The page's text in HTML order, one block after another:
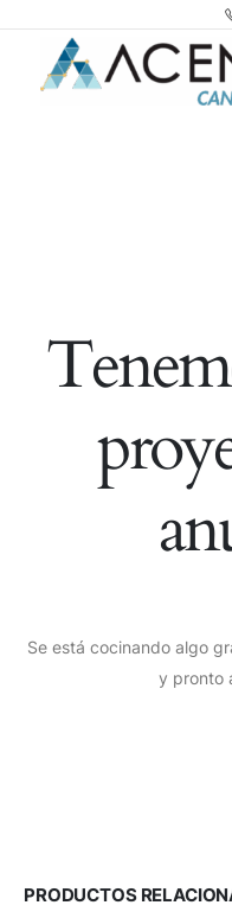
Se está cocinando algo
y pronto
PRODUCTOS